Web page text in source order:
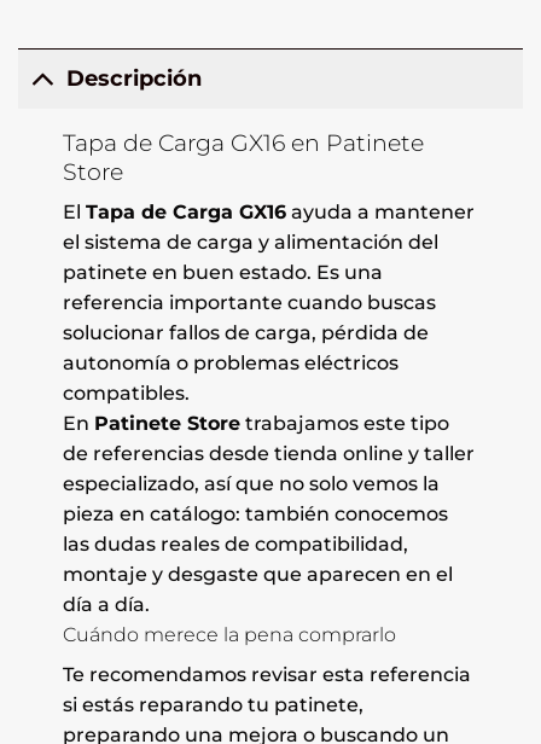
Descripción
Tapa de Carga GX16 en Patinete
Store
El Tapa de Carga GX16ayuda a mantener
el sistema de carga y alimentación del
patinete en buen estado. Es una
referencia importante cuando buscas
solucionar fallos de carga, pérdida de
autonomía o problemas eléctricos
compatibles.
En Patinete Storetrabajamos este tipo
de referencias desde tienda online y taller
especializado, así que no solo vemos la
pieza en catálogo: también conocemos
las dudas reales de compatibilidad,
montaje y desgaste que aparecen en el
día a día.
Cuándo merece la pena comprarlo
Te recomendamos revisar esta referencia
si estás reparando tu patinete,
preparando una mejora o buscando un